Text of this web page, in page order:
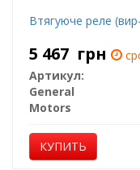
Втягуюче реле
5 467 грн
Артикул:
General
Motors
КУПИТЬ